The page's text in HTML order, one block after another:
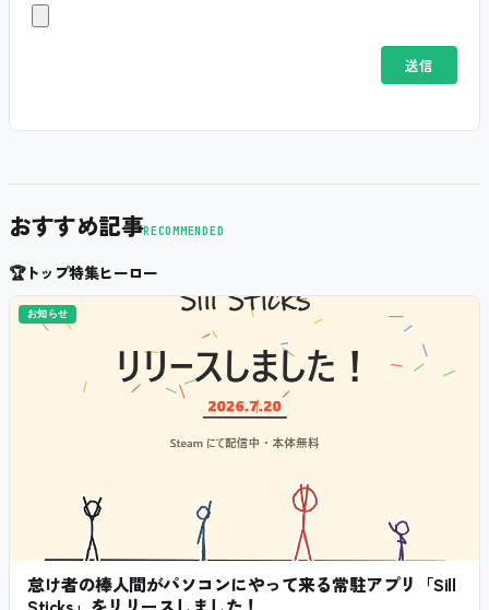
おすすめ記事RECOMMENDED
🏆トップ特集ヒーロー
お知らせ
怠け者の棒人間がパソコンにやって来る常駐アプリ「Sill